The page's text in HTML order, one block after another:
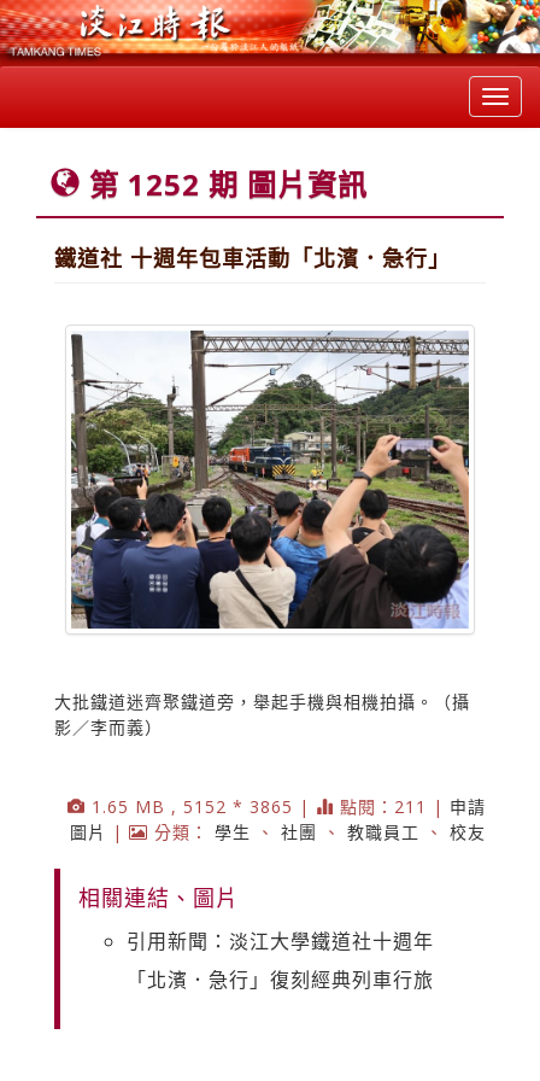
第 1252 期 圖片資訊
鐵道社 十週年包車活動「北濱．急行」
大批鐵道迷齊聚鐵道旁，舉起手機與相機拍攝。（攝
影／李而義）
1.65 MB , 5152 * 3865 | 點閱：211 | 申請
圖片
| 分類： 學生 、 社團 、 教職員工 、 校友
相關連結、圖片
引用新聞：淡江大學鐵道社十週年
「北濱．急行」復刻經典列車行旅